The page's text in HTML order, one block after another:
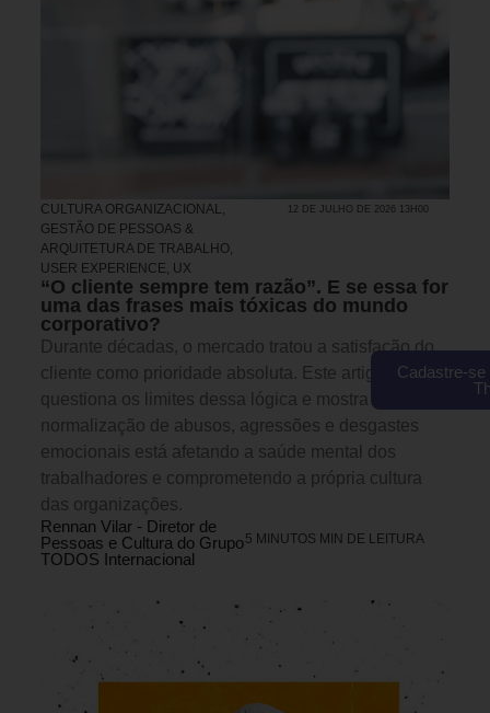
CULTURA ORGANIZACIONAL,
GESTÃO DE PESSOAS &
ARQUITETURA DE TRABALHO,
USER EXPERIENCE, UX
12 DE JULHO DE 2026 13H00
“O cliente sempre tem razão”. E se essa for
uma das frases mais tóxicas do mundo
corporativo?
Durante décadas, o mercado tratou a satisfação do
cliente como prioridade absoluta. Este artigo
questiona os limites dessa lógica e mostra como a
normalização de abusos, agressões e desgastes
emocionais está afetando a saúde mental dos
trabalhadores e comprometendo a própria cultura
das organizações.
Rennan Vilar - Diretor de
Pessoas e Cultura do Grupo
TODOS Internacional
5 MINUTOS MIN DE LEITURA
Cadastre-